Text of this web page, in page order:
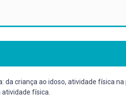
criança ao idoso, atividade física
física.